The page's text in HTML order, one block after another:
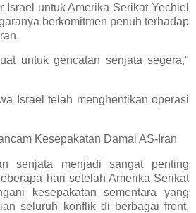
Israel untuk Amerika Serikat Yechiel
berkomitmen penuh terhadap
untuk gencatan senjata segera,"
Israel telah menghentikan operasi
Kesepakatan Damai AS-Iran
senjata menjadi sangat penting
hari setelah Amerika Serikat
kesepakatan sementara yang
seluruh konflik di berbagai front,